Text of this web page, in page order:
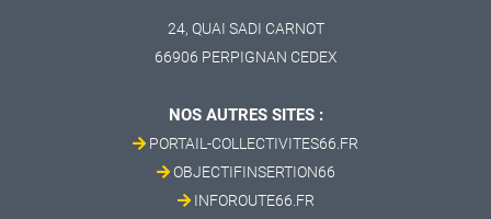
24, QUAI SADI CARNOT
66906 PERPIGNAN CEDEX
NOS AUTRES SITES :
PORTAIL-COLLECTIVITES66.FR
OBJECTIFINSERTION66
INFOROUTE66.FR